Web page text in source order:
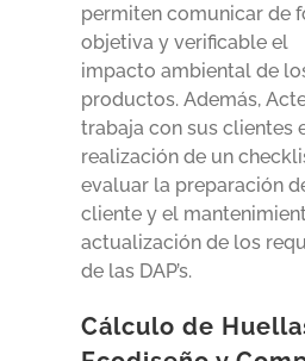
permiten comunicar de
objetiva y verificable el
impacto ambiental de
productos. Además,
trabaja con sus clientes
realización de un
evaluar la preparación
cliente y el
actualización de los
de las DAP’s.
Cálculo de